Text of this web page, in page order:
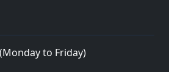
to Friday)